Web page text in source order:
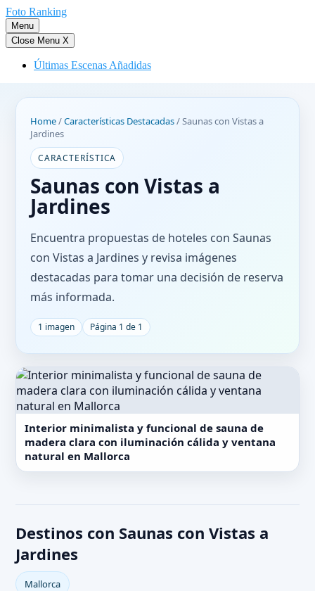
Saltar
al
contenido
Foto Ranking
Menu
Close Menu X
Últimas Escenas Añadidas
Home/Características Destacadas/Saunas con Vistas a
Jardines
CARACTERÍSTICA
Saunas con Vistas a
Jardines
Encuentra propuestas de hoteles con Saunas
con Vistas a Jardines y revisa imágenes
destacadas para tomar una decisión de reserva
más informada.
1 imagen Página 1 de 1
Interior minimalista y funcional de sauna de
madera clara con iluminación cálida y ventana
natural en Mallorca
Destinos con Saunas con Vistas a
Jardines
Mallorca